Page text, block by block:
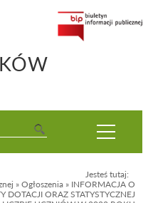
Jesteś tutaj:
» Ogłoszenia » INFORMACJA O
DOTACJI ORAZ STATYSTYCZNEJ